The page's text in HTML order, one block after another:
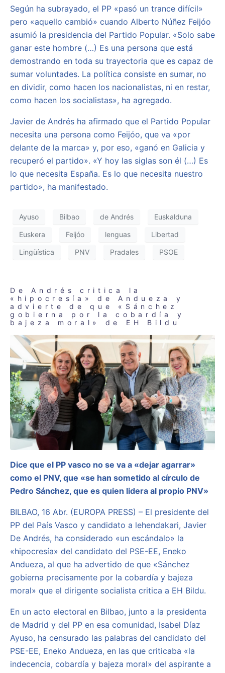
Según ha subrayado, el PP «pasó un trance difícil»
pero «aquello cambió» cuando Alberto Núñez Feijóo
asumió la presidencia del Partido Popular. «Solo sabe
ganar este hombre (…) Es una persona que está
demostrando en toda su trayectoria que es capaz de
sumar voluntades. La política consiste en sumar, no
en dividir, como hacen los nacionalistas, ni en restar,
como hacen los socialistas», ha agregado.
Javier de Andrés ha afirmado que el Partido Popular
necesita una persona como Feijóo, que va «por
delante de la marca» y, por eso, «ganó en Galicia y
recuperó el partido». «Y hoy las siglas son él (…) Es
lo que necesita España. Es lo que necesita nuestro
partido», ha manifestado.
Ayuso Bilbao de Andrés Euskalduna
Euskera Feijóo lenguas Libertad
Lingüística PNV Pradales PSOE
De Andrés critica la
«hipocresía» de Andueza y
advierte de que «Sánchez
gobierna por la cobardía y
bajeza moral» de EH Bildu
Dice que el PP vasco no se va a «dejar agarrar»
como el PNV, que «se han sometido al círculo de
Pedro Sánchez, que es quien lidera al propio PNV»
BILBAO, 16 Abr. (EUROPA PRESS) – El presidente del
PP del País Vasco y candidato a lehendakari, Javier
De Andrés, ha considerado «un escándalo» la
«hipocresía» del candidato del PSE-EE, Eneko
Andueza, al que ha advertido de que «Sánchez
gobierna precisamente por la cobardía y bajeza
moral» que el dirigente socialista critica a EH Bildu.
En un acto electoral en Bilbao, junto a la presidenta
de Madrid y del PP en esa comunidad, Isabel Díaz
Ayuso, ha censurado las palabras del candidato del
PSE-EE, Eneko Andueza, en las que criticaba «la
indecencia, cobardía y bajeza moral» del aspirante a